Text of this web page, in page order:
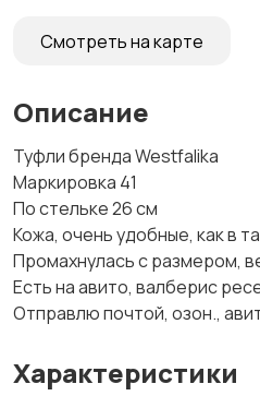
Смотреть на карте
Описание
Туфли бренда Westfalika
Маркировка 41
По стельке 26 см
Кожа, очень удобные, как в
Промахнулась с размером,
Есть на авито, валберис
Отправлю почтой, озон.,
Характеристики